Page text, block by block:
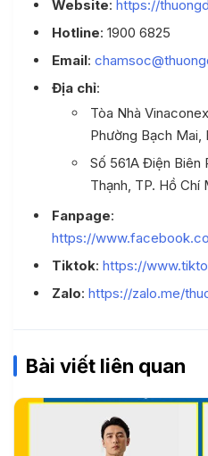
Website: https://
Hotline: 1900 6825
Email:
Địa chỉ:
Tòa Nhà
Phường Bạch Mai,
Số 561A Điện Biên
Thạnh, TP. Hồ Chí
Fanpage:
https://
Tiktok: https://
Zalo: https://zalo.me/
Bài viết liên quan